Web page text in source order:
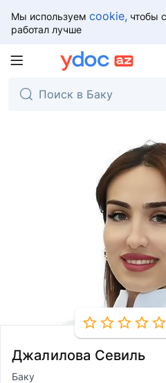
Мы используем cookie, чтобы
работал лучше
Джалилова Севиль
Баку